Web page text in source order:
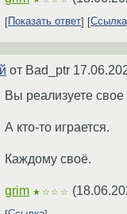
Показать ответ Ссылка
от Bad_ptr
Вы реализуете
А кто-то играется.
Каждому своё.
grim ★☆☆☆ (